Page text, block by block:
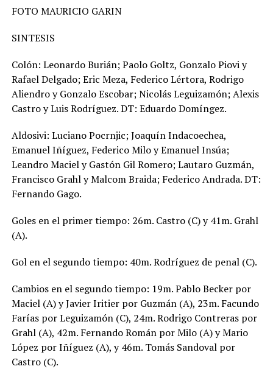
FOTO MAURICIO GARIN
SINTESIS
Colón: Leonardo Burián; Paolo Goltz, Gonzalo Piovi y
Rafael Delgado; Eric Meza, Federico Lértora, Rodrigo
Aliendro y Gonzalo Escobar; Nicolás Leguizamón; Alexis
Castro y Luis Rodríguez. DT: Eduardo Domíngez.
Aldosivi: Luciano Pocrnjic; Joaquín Indacoechea,
Emanuel Iñíguez, Federico Milo y Emanuel Insúa;
Leandro Maciel y Gastón Gil Romero; Lautaro Guzmán,
Francisco Grahl y Malcom Braida; Federico Andrada. DT:
Fernando Gago.
Goles en el primer tiempo: 26m. Castro (C) y 41m. Grahl
(A).
Gol en el segundo tiempo: 40m. Rodríguez de penal (C).
Cambios en el segundo tiempo: 19m. Pablo Becker por
Maciel (A) y Javier Iritier por Guzmán (A), 23m. Facundo
Farías por Leguizamón (C), 24m. Rodrigo Contreras por
Grahl (A), 42m. Fernando Román por Milo (A) y Mario
López por Iñíguez (A), y 46m. Tomás Sandoval por
Castro (C).